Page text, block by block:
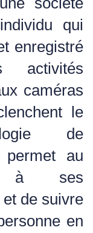
qui
enregistré
caméras
le
de
permet au
à ses
de suivre
en